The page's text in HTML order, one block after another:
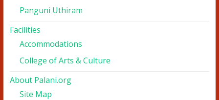
Panguni Uthiram
Facilities
Accommodations
College of Arts & Culture
About Palani.org
Site Map